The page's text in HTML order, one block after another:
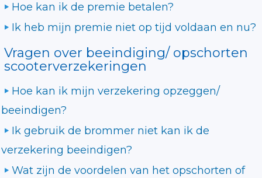
Hoe kan ik de premie betalen?
Ik heb mijn premie niet op tijd voldaan en nu?
Vragen over beeindiging/ opschorten
scooterverzekeringen
Hoe kan ik mijn verzekering opzeggen/
beeindigen?
Ik gebruik de brommer niet kan ik de
verzekering beeindigen?
Wat zijn de voordelen van het opschorten of